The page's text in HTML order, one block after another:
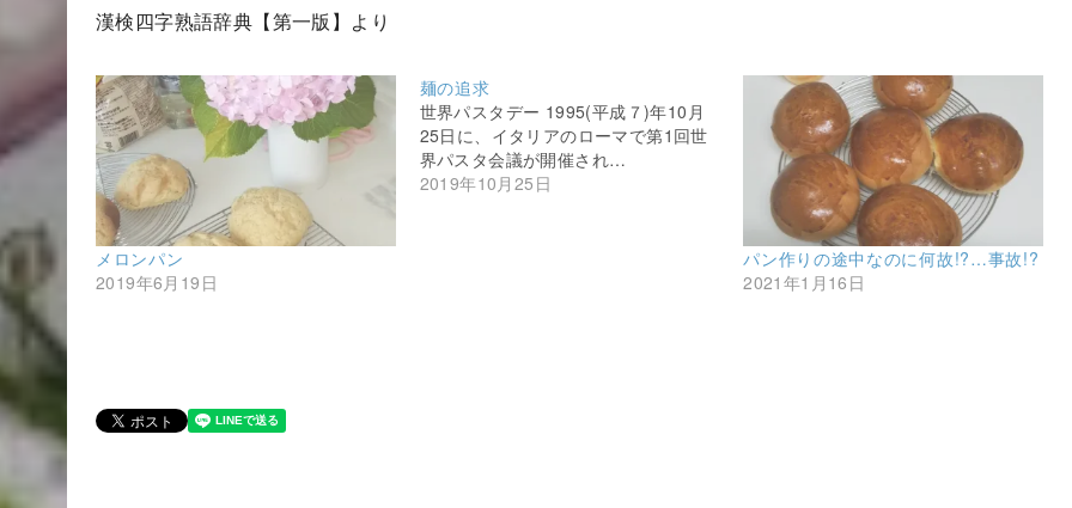
漢検四字熟語辞典【第一版】より
メロンパン
2019年6月19日
麺の追求
世界パスタデー 1995(平成７)年10月
25日に、イタリアのローマで第1回世
界パスタ会議が開催され…
2019年10月25日
パン作りの途中なのに何故!?…事故!?
2021年1月16日